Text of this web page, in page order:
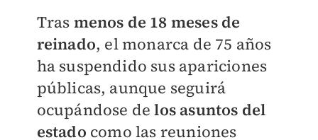
Tras menos de 18 meses de
reinado, el monarca de 75 años
ha suspendido sus apariciones
públicas, aunque seguirá
ocupándose delos asuntos del
estado como las reuniones